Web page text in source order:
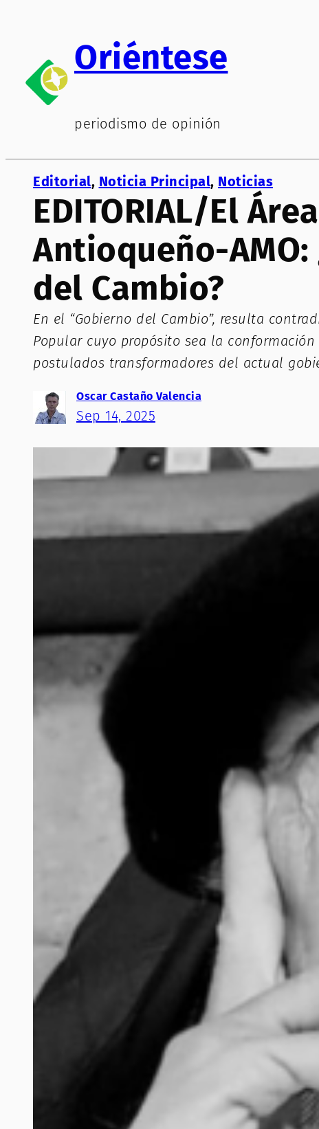
contenido
Oriéntese
periodismo de opinión
Editorial, Noticia Principal, Noticias
EDITORIAL/El
Antioqueño-
del Cambio?
En el “Gobierno del Cambio”, resulta
Popular cuyo propósito sea la
postulados transformadores del actual
Oscar Castaño Valencia
Sep 14, 2025